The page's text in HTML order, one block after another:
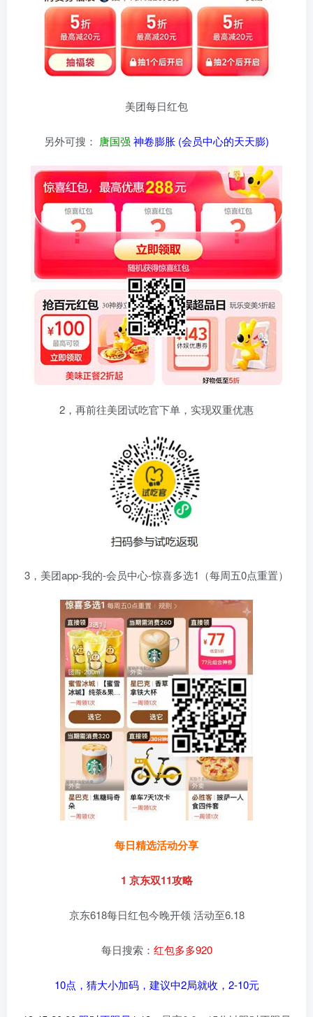
美团每日红包
另外可搜： 唐国强 神卷膨胀 (会员中心的天天膨)
2，再前往美团试吃官下单，实现双重优惠
3，美团app-我的-会员中心-惊喜多选1（每周五0点重置）
每日精选活动分享
1 京东双11攻略
京东618每日红包今晚开领 活动至6.18
每日搜索： 红包多多920
10点，猜大小加码，建议中2局就收，2-10元